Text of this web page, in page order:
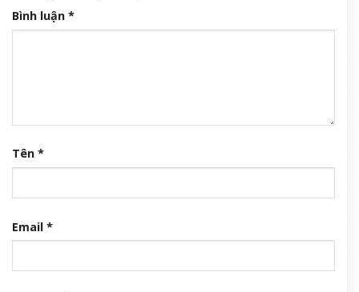
Bình luận *
Tên *
Email *